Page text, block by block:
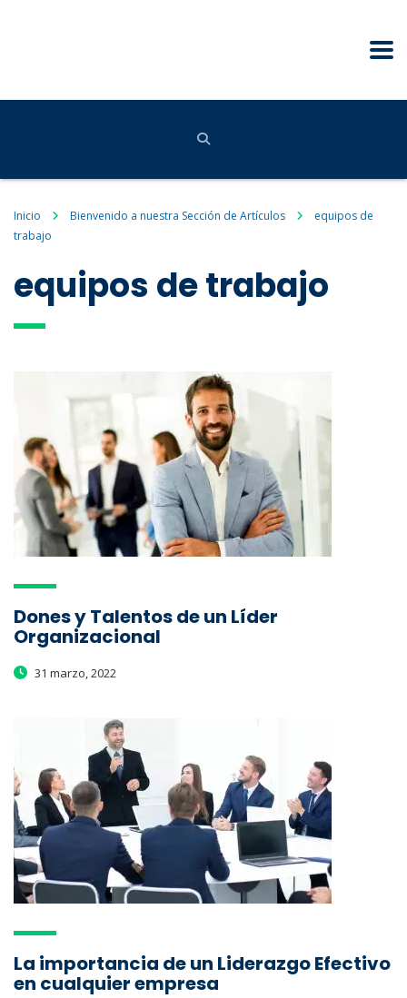
Inicio Bienvenido a nuestra Sección de Artículos
equipos de
trabajo
equipos de trabajo
Dones y Talentos de un Líder
Organizacional
31 marzo, 2022
La importancia de un Liderazgo Efectivo
en cualquier empresa